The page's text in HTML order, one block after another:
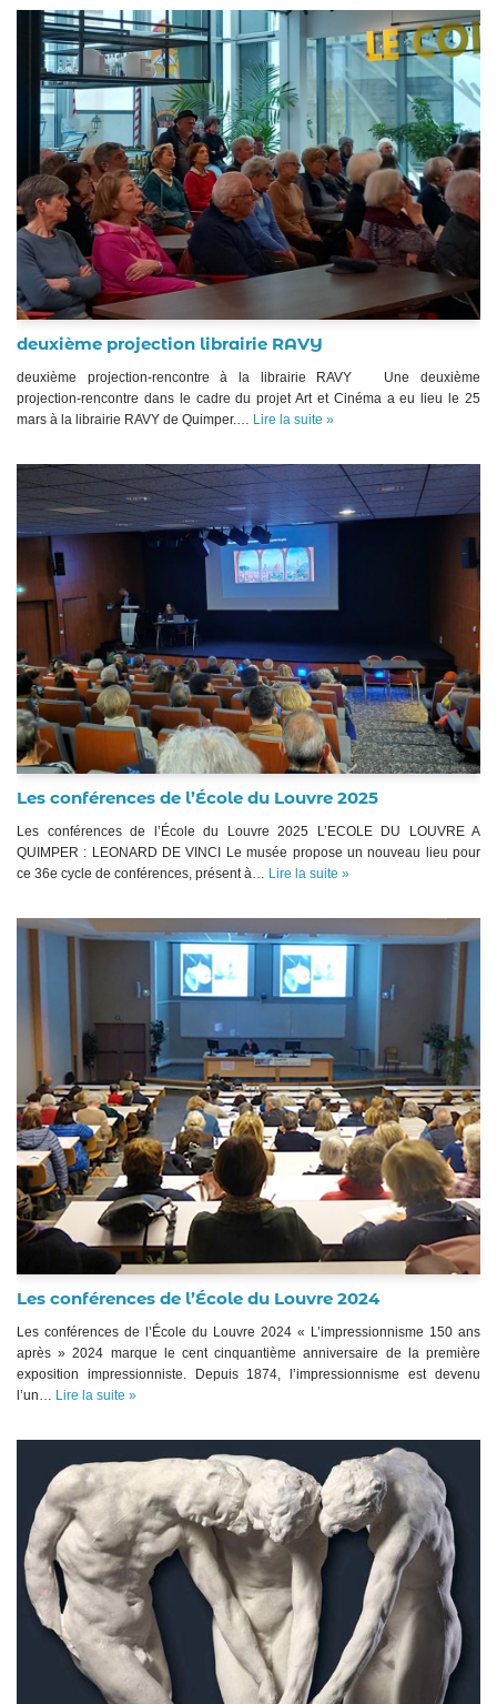
deuxième projection librairie RAVY
deuxième projection-rencontre à la librairie RAVY Une deuxième
projection-rencontre dans le cadre du projet Art et Cinéma a eu lieu le 25
mars à la librairie RAVY de Quimper.… Lire la suite »
Les conférences de l’École du Louvre 2025
Les conférences de l’École du Louvre 2025 L’ECOLE DU LOUVRE A
QUIMPER : LEONARD DE VINCI Le musée propose un nouveau lieu pour
ce 36e cycle de conférences, présent à… Lire la suite »
Les conférences de l’École du Louvre 2024
Les conférences de l’École du Louvre 2024 « L’impressionnisme 150 ans
après » 2024 marque le cent cinquantième anniversaire de la première
exposition impressionniste. Depuis 1874, l’impressionnisme est devenu
l’un… Lire la suite »